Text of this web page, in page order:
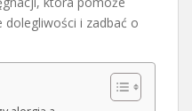
i zadbać o